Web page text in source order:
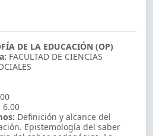
DE LA EDUCACIÓN (OP)
FACULTAD DE CIENCIAS
6.00
Definición y alcance del
Epistemología del saber